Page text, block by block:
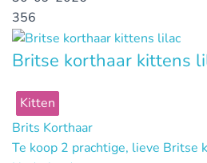
356
Britse korthaar kittens
Kitten
Brits Korthaar
Te koop 2 prachtige, lieve Britse